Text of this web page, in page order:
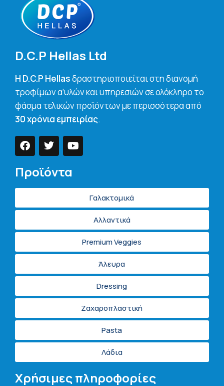
D.C.P Hellas Ltd
H D.C.P Hellasδραστηριοποιείται στη διανομή
τροφίμων α’υλών και υπηρεσιών σε ολόκληρο το
φάσμα τελικών προϊόντων με περισσότερα από
30 χρόνια εμπειρίας.
Προϊόντα
Γαλακτομικά
Αλλαντικά
Premium Veggies
Άλευρα
Dressing
Ζαχαροπλαστική
Pasta
Λάδια
Χρήσιμες πληροφορίες